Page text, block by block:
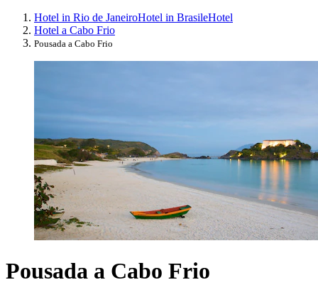
Hotel in Rio de JaneiroHotel in BrasileHotel
Hotel a Cabo Frio
Pousada a Cabo Frio
Pousada a Cabo Frio